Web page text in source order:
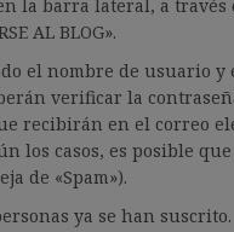
la barra lateral, a través
AL BLOG».
el nombre de usuario y
verificar la
recibirán en el correo
los casos, es posible
de «Spam»).
ya se han suscrito.